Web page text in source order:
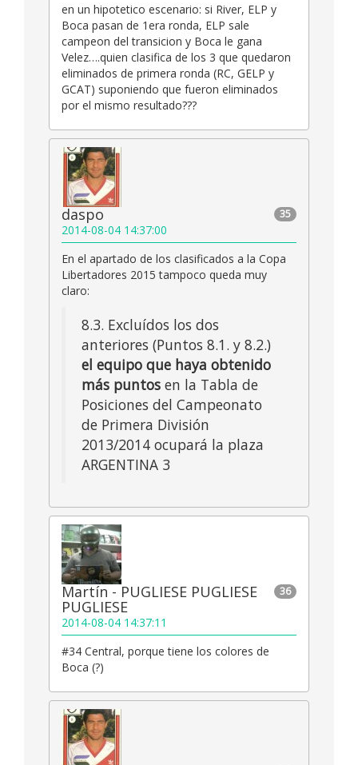
en un hipotetico escenario: si River, ELP y
Boca pasan de 1era ronda, ELP sale
campeon del transicion y Boca le gana
Velez….quien clasifica de los 3 que quedaron
eliminados de primera ronda (RC, GELP y
GCAT) suponiendo que fueron eliminados
por el mismo resultado???
35
daspo
2014-08-04 14:37:00
En el apartado de los clasificados a la Copa
Libertadores 2015 tampoco queda muy
claro:
8.3. Excluídos los dos
anteriores (Puntos 8.1. y 8.2.)
el equipo que haya obtenido
más puntos en la Tabla de
Posiciones del Campeonato
de Primera División
2013/2014 ocupará la plaza
ARGENTINA 3
36
Martín - PUGLIESE PUGLIESE
PUGLIESE
2014-08-04 14:37:11
#34 Central, porque tiene los colores de
Boca (?)